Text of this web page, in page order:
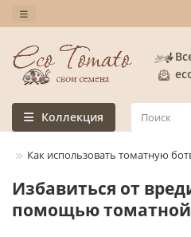
Коллекция
Как использовать томатную
Избавиться от
помощью